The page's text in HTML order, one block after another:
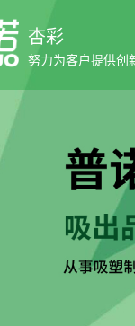
杏彩
努力为客户提供创